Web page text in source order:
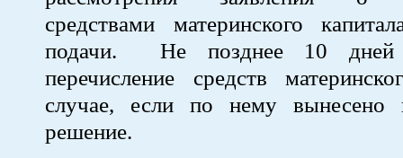
средствами материнского
подачи. Не позднее 10 дней
перечисление средств
случае, если по нему вынесено
решение.